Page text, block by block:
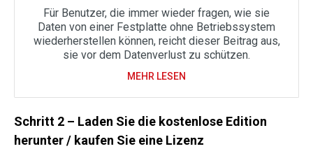
Für Benutzer, die immer wieder fragen, wie sie
Daten von einer Festplatte ohne Betriebssystem
wiederherstellen können, reicht dieser Beitrag aus,
sie vor dem Datenverlust zu schützen.
MEHR LESEN
Schritt 2 – Laden Sie die kostenlose Edition
herunter / kaufen Sie eine Lizenz